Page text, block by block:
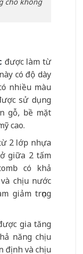
được làm từ
có độ dày
nhiều màu
sử dụng
gỗ, bề mặt
cao.
2 lớp nhựa
giữa 2 tấm
có khả
chịu nước
giảm trọng
gia tăng
năng chịu
định và chịu